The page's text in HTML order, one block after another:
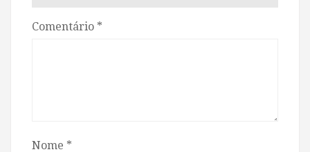
Comentário *
Nome *